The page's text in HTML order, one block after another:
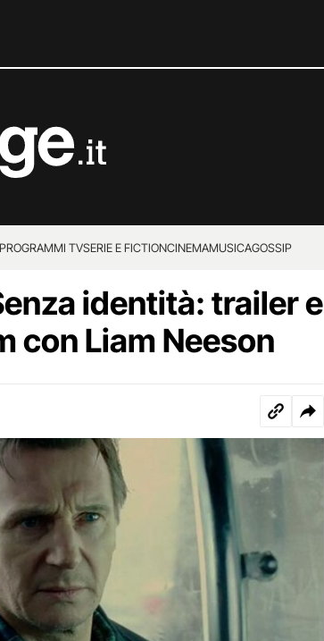
PROGRAMMI TVSERIE E FICTIONCINEMAMUSICAGOSSIP
identità: trailer e
con Liam Neeson